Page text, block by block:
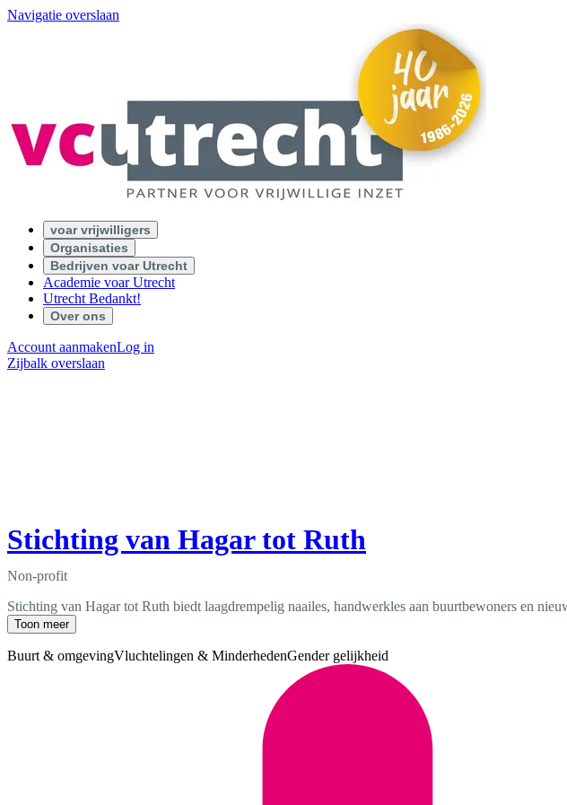
Navigatie overslaan
voar vrijwilligers
Organisaties
Bedrijven voar Utrecht
Academie voar Utrecht
Utrecht Bedankt!
Over ons
Account aanmakenLog in
Zijbalk overslaan
Stichting van Hagar tot Ruth
Non-profit
Stichting van Hagar tot Ruth biedt laagdrempelig naailes, handwerkles aan buurtbewoners en
Toon meer
Buurt & omgevingVluchtelingen & MinderhedenGender gelijkheid